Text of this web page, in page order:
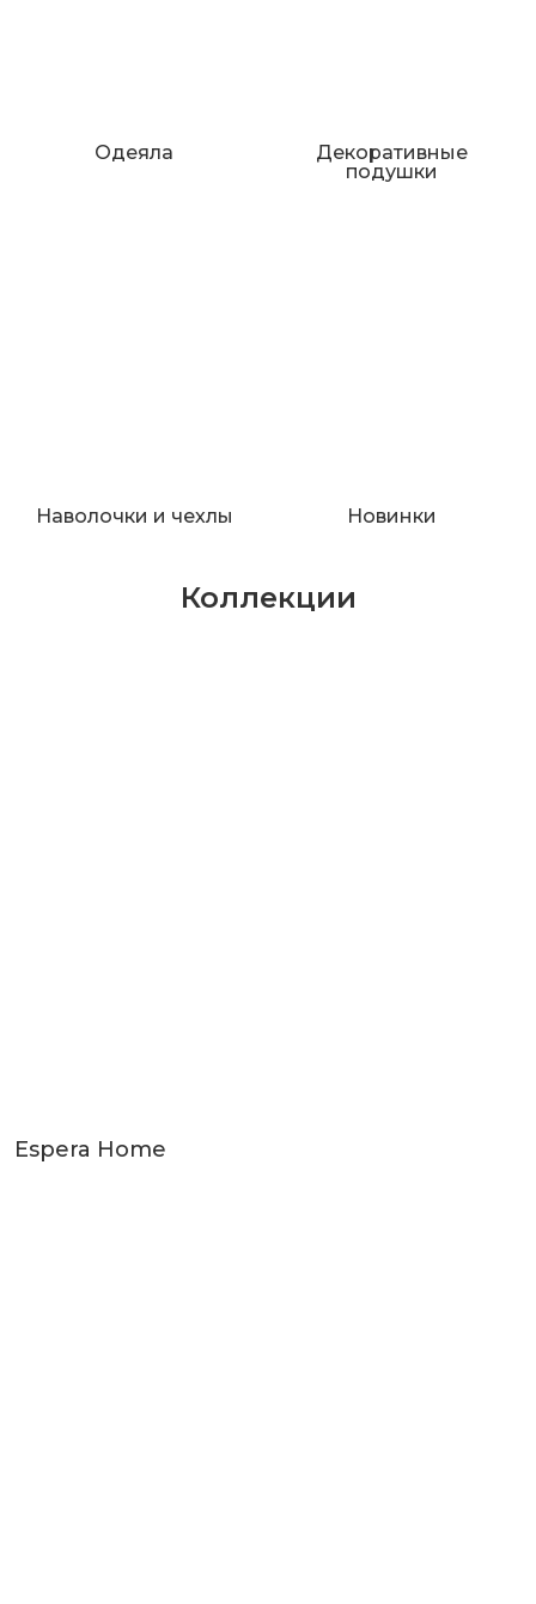
Одеяла
Декоративные
подушки
Наволочки и чехлы Новинки
Коллекции
Espera Home